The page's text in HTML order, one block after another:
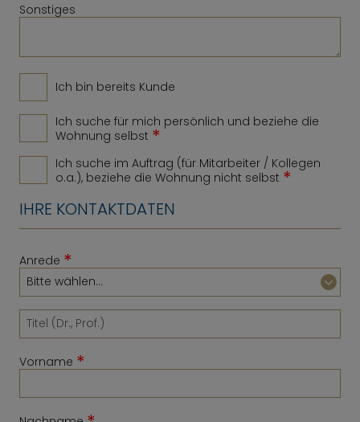
Sonstiges
Ich bin bereits Kunde
Ich suche für mich persönlich und beziehe die
Wohnung selbst *
Ich suche im Auftrag (für Mitarbeiter / Kollegen
o.a.), beziehe die Wohnung nicht selbst *
IHRE KONTAKTDATEN
Anrede *
Vorname *